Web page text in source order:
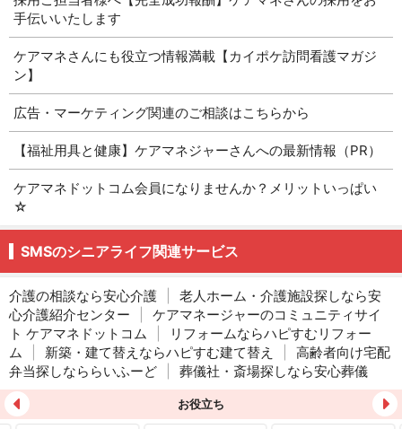
手伝いいたします
ケアマネさんにも役立つ情報満載【カイポケ訪問看護マガジ
ン】
広告・マーケティング関連のご相談はこちらから
【福祉用具と健康】ケアマネジャーさんへの最新情報（PR）
ケアマネドットコム会員になりませんか？メリットいっぱい
☆
SMSのシニアライフ関連サービス
介護の相談なら安心介護
老人ホーム・介護施設探しなら安
心介護紹介センター
ケアマネージャーのコミュニティサイ
ト ケアマネドットコム
リフォームならハピすむリフォー
ム
新築・建て替えならハピすむ建て替え
高齢者向け宅配
弁当探しなららいふーど
葬儀社・斎場探しなら安心葬儀
お役立ち